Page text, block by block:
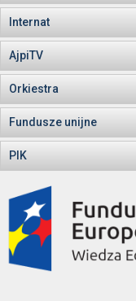
Internat
AjpiTV
Orkiestra
Fundusze unijne
PIK